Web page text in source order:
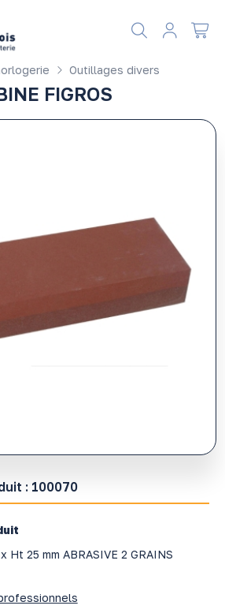
Outillages divers
FIGROS
: 100070
Ht 25 mm ABRASIVE 2 GRAINS
en matière de cookies